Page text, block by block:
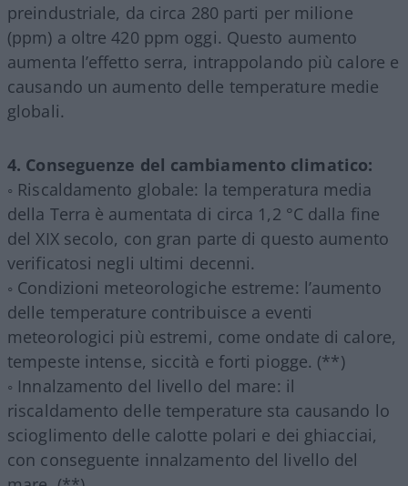
preindustriale, da circa 280 parti per milione
(ppm) a oltre 420 ppm oggi. Questo aumento
aumenta l’effetto serra, intrappolando più calore e
causando un aumento delle temperature medie
globali.
4. Conseguenze del cambiamento climatico:
◦ Riscaldamento globale: la temperatura media
della Terra è aumentata di circa 1,2 °C dalla fine
del XIX secolo, con gran parte di questo aumento
verificatosi negli ultimi decenni.
◦ Condizioni meteorologiche estreme: l’aumento
delle temperature contribuisce a eventi
meteorologici più estremi, come ondate di calore,
tempeste intense, siccità e forti piogge. (**)
◦ Innalzamento del livello del mare: il
riscaldamento delle temperature sta causando lo
scioglimento delle calotte polari e dei ghiacciai,
con conseguente innalzamento del livello del